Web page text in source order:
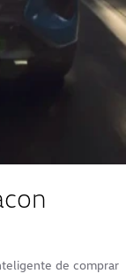
de comprar